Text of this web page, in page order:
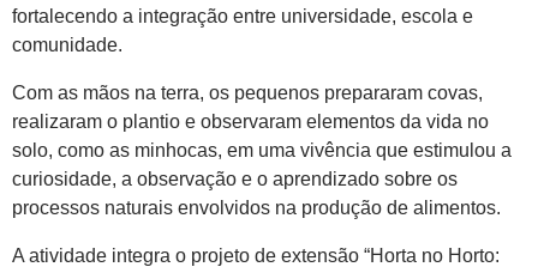
fortalecendo a integração entre universidade, escola e
comunidade.
Com as mãos na terra, os pequenos prepararam covas,
realizaram o plantio e observaram elementos da vida no
solo, como as minhocas, em uma vivência que estimulou a
curiosidade, a observação e o aprendizado sobre os
processos naturais envolvidos na produção de alimentos.
A atividade integra o projeto de extensão “Horta no Horto: